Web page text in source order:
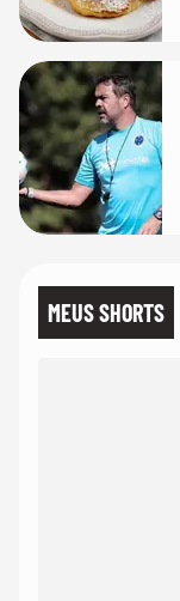
MEUS SHORTS